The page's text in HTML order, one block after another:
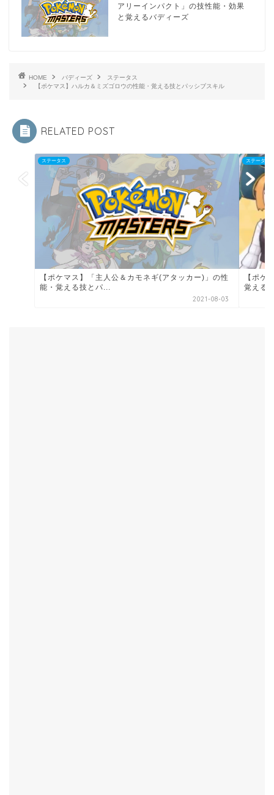
アリーインパクト」の技性能・効果
と覚えるバディーズ
HOME バディーズ
ステータス
【ポケマス】ハルカ＆ミズゴロウの性能・覚える技とパッシブスキル
RELATED POST
ステータス
【ポケマス】「主人公＆カモネギ(アタッカー)」の性
能・覚える技とパ...
2021-08-03
ステータス
【ポケ
覚える